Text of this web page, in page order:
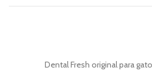
Dental Fresh original para